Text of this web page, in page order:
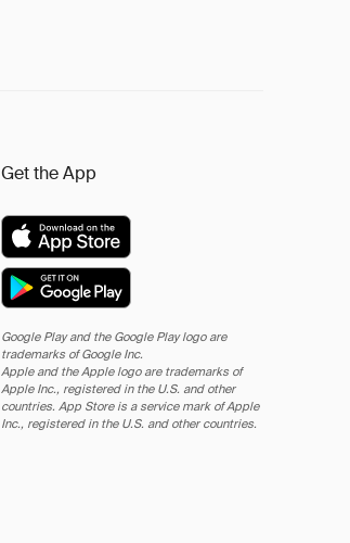
Get the App
Google Play and the Google Play logo are
trademarks of Google Inc.
Apple and the Apple logo are trademarks of
Apple Inc., registered in the U.S. and other
countries. App Store is a service mark of Apple
Inc., registered in the U.S. and other countries.